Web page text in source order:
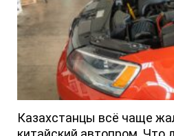
Казахстанцы всё чаще